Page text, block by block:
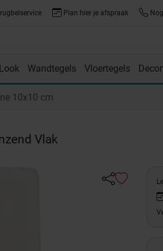
Plan hier je afspraak Nog
Wandtegels Vloertegels
10x10 cm
Vlak